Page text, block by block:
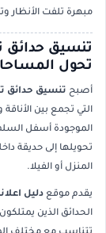
مبهرة تلفت الأنظار
تنسيق حدائق
تحول
أصبح تنسيق حدائق
التي تجمع بين
الموجودة أسفل
تحويلها إلى حديقة
المنزل أو الفيلا.
يقدم موقع دليل
الحدائق الذين